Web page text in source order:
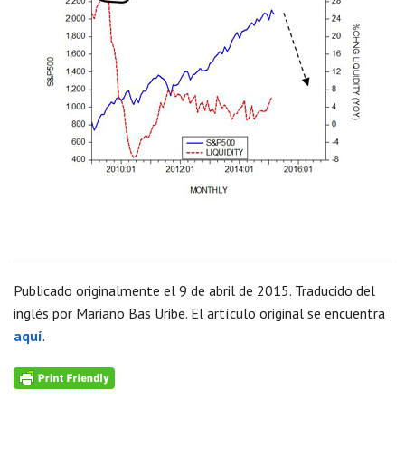
Publicado originalmente el 9 de abril de 2015. Traducido del
inglés por Mariano Bas Uribe. El artículo original se encuentra
aquí.